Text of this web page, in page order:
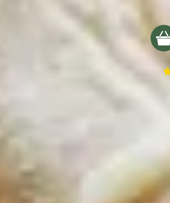
Bio Tessiner Kräuter